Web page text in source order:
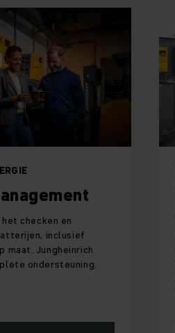
checken en
inclusief
maat. Jungheinrich
ondersteuning.